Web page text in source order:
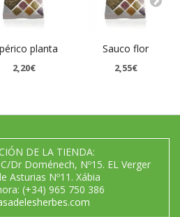
planta
2,20€
Sauco flor
2,55€
DE LA TIENDA:
Dr Doménech, Nº15. EL Verger
Asturias Nº11. Xábia
(+34) 965 750 386